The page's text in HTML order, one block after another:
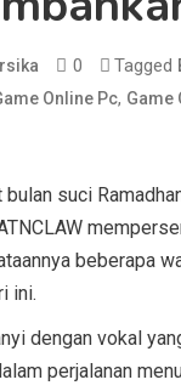
0 Tagged
Online Pc, Game
suci
beberapa
ini.
dengan vokal
perjalanan